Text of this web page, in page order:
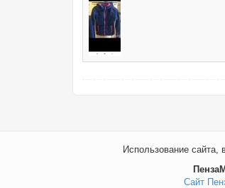
Использование сайта,
Сайт